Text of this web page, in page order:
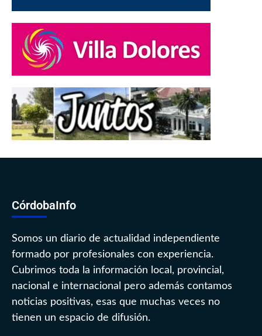
CórdobaInfo
Somos un diario de actualidad independiente
formado por profesionales con experiencia.
Cubrimos toda la información local, provincial,
nacional e internacional pero además contamos
noticias positivas, esas que muchas veces no
tienen un espacio de difusión.